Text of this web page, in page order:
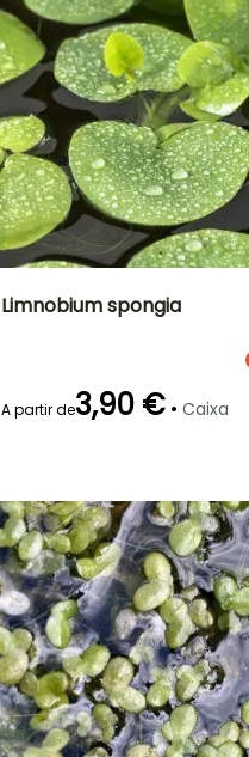
Até +4,5°C
imersão
Flottante, A
menos de 5cm
Limnobium spongia
A partir de3,90 € • Caixa